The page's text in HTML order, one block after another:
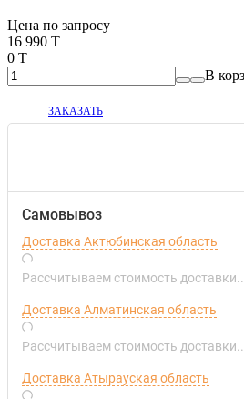
Цена по запросу
16 990 T
0 T
В
ЗАКАЗАТЬ
Самовывоз
Доставка Актюбинская область
Рассчитываем стоимость доставки...
Доставка Алматинская область
Рассчитываем стоимость доставки...
Доставка Атырауская область